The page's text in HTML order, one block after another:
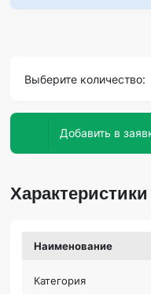
Выберите количество:
Характеристики
Наименование
Категория